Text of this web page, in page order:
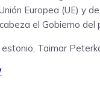
Europea (UE) y
el Gobierno
Taimar